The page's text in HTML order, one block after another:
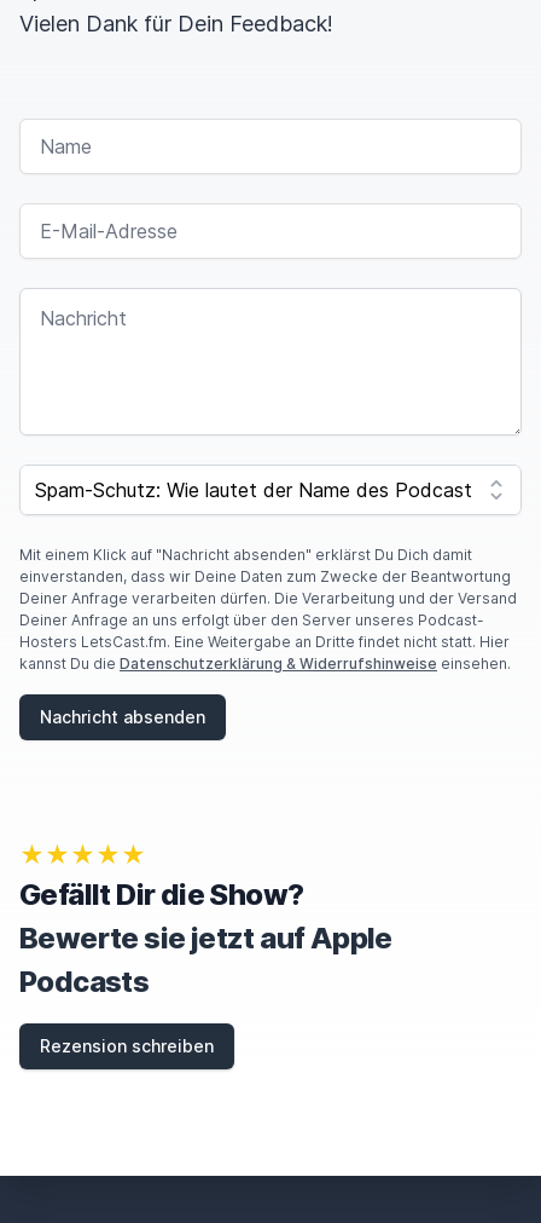
Vielen Dank für Dein Feedback!
NAME
E-MAIL-ADRESSE
NACHRICHT
SPAM CAPTCHA
Mit einem Klick auf "Nachricht absenden" erklärst Du Dich damit
einverstanden, dass wir Deine Daten zum Zwecke der Beantwortung
Deiner Anfrage verarbeiten dürfen. Die Verarbeitung und der Versand
Deiner Anfrage an uns erfolgt über den Server unseres Podcast-
Hosters LetsCast.fm. Eine Weitergabe an Dritte findet nicht statt. Hier
kannst Du die Datenschutzerklärung & Widerrufshinweise einsehen.
Nachricht absenden
★★★★★
Gefällt Dir die Show?
Bewerte sie jetzt auf Apple
Podcasts
Rezension schreiben